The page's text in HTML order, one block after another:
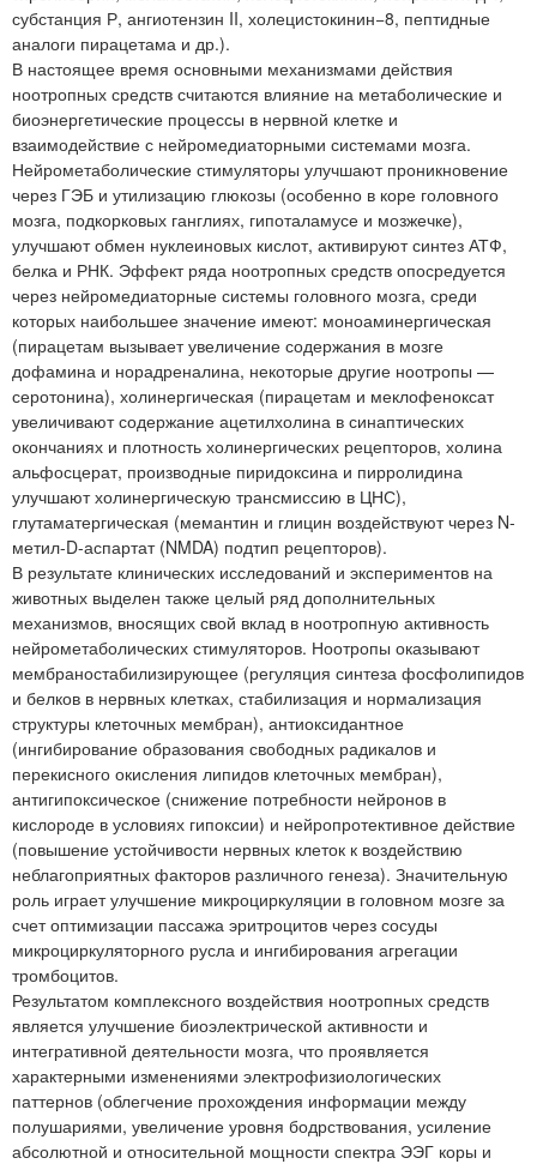
субстанция Р, ангиотензин II, холецистокинин−8, пептидные
аналоги пирацетама и др.).
В настоящее время основными механизмами действия
ноотропных средств считаются влияние на метаболические и
биоэнергетические процессы в нервной клетке и
взаимодействие с нейромедиаторными системами мозга.
Нейрометаболические стимуляторы улучшают проникновение
через ГЭБ и утилизацию глюкозы (особенно в коре головного
мозга, подкорковых ганглиях, гипоталамусе и мозжечке),
улучшают обмен нуклеиновых кислот, активируют синтез АТФ,
белка и РНК. Эффект ряда ноотропных средств опосредуется
через нейромедиаторные системы головного мозга, среди
которых наибольшее значение имеют: моноаминергическая
(пирацетам вызывает увеличение содержания в мозге
дофамина и норадреналина, некоторые другие ноотропы —
серотонина), холинергическая (пирацетам и меклофеноксат
увеличивают содержание ацетилхолина в синаптических
окончаниях и плотность холинергических рецепторов, холина
альфосцерат, производные пиридоксина и пирролидина
улучшают холинергическую трансмиссию в ЦНС),
глутаматергическая (мемантин и глицин воздействуют через N-
метил-D-аспартат (NMDA) подтип рецепторов).
В результате клинических исследований и экспериментов на
животных выделен также целый ряд дополнительных
механизмов, вносящих свой вклад в ноотропную активность
нейрометаболических стимуляторов. Ноотропы оказывают
мембраностабилизирующее (регуляция синтеза фосфолипидов
и белков в нервных клетках, стабилизация и нормализация
структуры клеточных мембран), антиоксидантное
(ингибирование образования свободных радикалов и
перекисного окисления липидов клеточных мембран),
антигипоксическое (снижение потребности нейронов в
кислороде в условиях гипоксии) и нейропротективное действие
(повышение устойчивости нервных клеток к воздействию
неблагоприятных факторов различного генеза). Значительную
роль играет улучшение микроциркуляции в головном мозге за
счет оптимизации пассажа эритроцитов через сосуды
микроциркуляторного русла и ингибирования агрегации
тромбоцитов.
Результатом комплексного воздействия ноотропных средств
является улучшение биоэлектрической активности и
интегративной деятельности мозга, что проявляется
характерными изменениями электрофизиологических
паттернов (облегчение прохождения информации между
полушариями, увеличение уровня бодрствования, усиление
абсолютной и относительной мощности спектра ЭЭГ коры и